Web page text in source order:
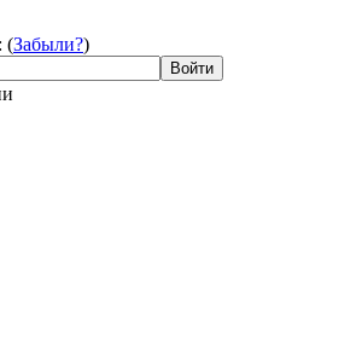
(Забыли?)